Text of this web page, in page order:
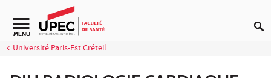
Aller au contenu
Navigation secondaire
MENU
Université Paris-Est Créteil